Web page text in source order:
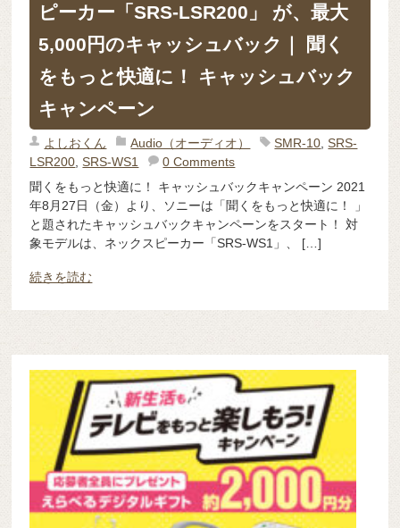
ピーカー「SRS-LSR200」 が、最大
5,000円のキャッシュバック｜ 聞く
をもっと快適に！ キャッシュバック
キャンペーン
よしおくん Audio（オーディオ） SMR-10 ,SRS-
LSR200 ,SRS-WS1
0 Comments
聞くをもっと快適に！ キャッシュバックキャンペーン 2021
年8月27日（金）より、ソニーは「聞くをもっと快適に！ 」
と題されたキャッシュバックキャンペーンをスタート！ 対
象モデルは、ネックスピーカー「SRS-WS1」、 […]
続きを読む